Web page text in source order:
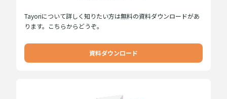
Tayoriについて詳しく知りたい方は無料の資料ダウンロードがあ
ります。こちらからどうぞ。
資料ダウンロード